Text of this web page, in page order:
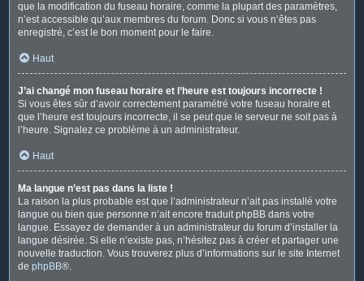
que la modification du fuseau horaire, comme la plupart des paramètres,
n’est accessible qu’aux membres du forum. Donc si vous n’êtes pas
enregistré, c’est le bon moment pour le faire.
Haut
J’ai changé mon fuseau horaire et l’heure est toujours incorrecte !
Si vous êtes sûr d’avoir correctement paramétré votre fuseau horaire et
que l’heure est toujours incorrecte, il se peut que le serveur ne soit pas à
l’heure. Signalez ce problème à un administrateur.
Haut
Ma langue n’est pas dans la liste !
La raison la plus probable est que l’administrateur n’ait pas installé votre
langue ou bien que personne n’ait encore traduit phpBB dans votre
langue. Essayez de demander à un administrateur du forum d’installer la
langue désirée. Si elle n’existe pas, n’hésitez pas à créer et partager une
nouvelle traduction. Vous trouverez plus d’informations sur le site Internet
de phpBB®.